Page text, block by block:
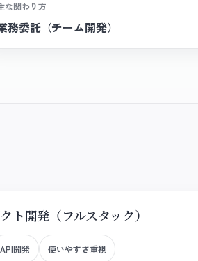
な関わり方
務委託（チーム開発）
ト開発（フルスタック）
API開発 使いやすさ重視